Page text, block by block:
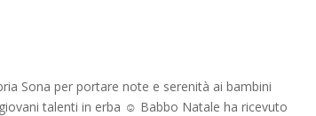
Sona per portare note e serenità ai bambini
talenti in erba ☺ Babbo Natale ha ricevuto